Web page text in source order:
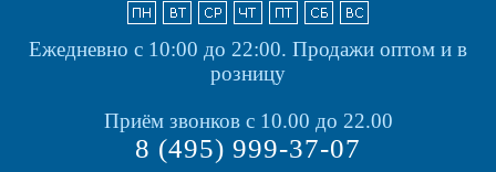
Ежедневно с 10:00 до 22:00. Продажи оптом и в
розницу
Приём звонков с 10.00 до 22.00
8 (495) 999-37-07